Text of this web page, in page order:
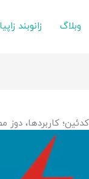
وبلاگ زانوبند
کاربردها،